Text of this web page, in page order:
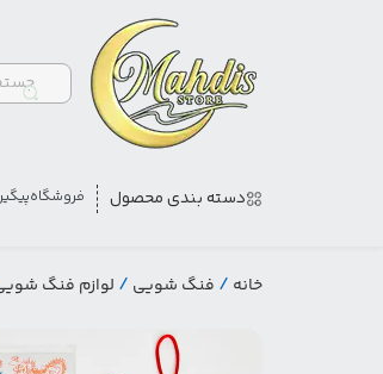
دسته بندی محصول فروشگاه
خانه / فنگ شویی / لوازم فنگ